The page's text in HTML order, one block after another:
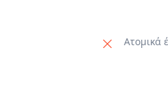
Ατομικά